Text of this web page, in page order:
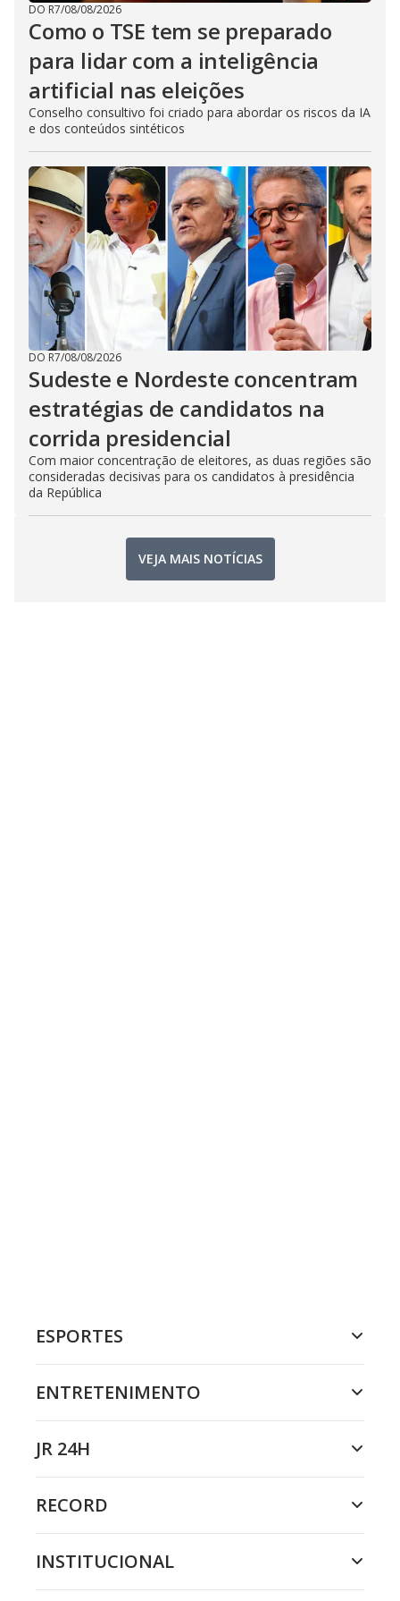
DO R7/08/08/2026
Como o TSE tem se preparado
para lidar com a inteligência
artificial nas eleições
Conselho consultivo foi criado para abordar os riscos da IA
e dos conteúdos sintéticos
DO R7/08/08/2026
Sudeste e Nordeste concentram
estratégias de candidatos na
corrida presidencial
Com maior concentração de eleitores, as duas regiões são
consideradas decisivas para os candidatos à presidência
da República
VEJA MAIS NOTÍCIAS
ESPORTES
ENTRETENIMENTO
JR 24H
RECORD
INSTITUCIONAL